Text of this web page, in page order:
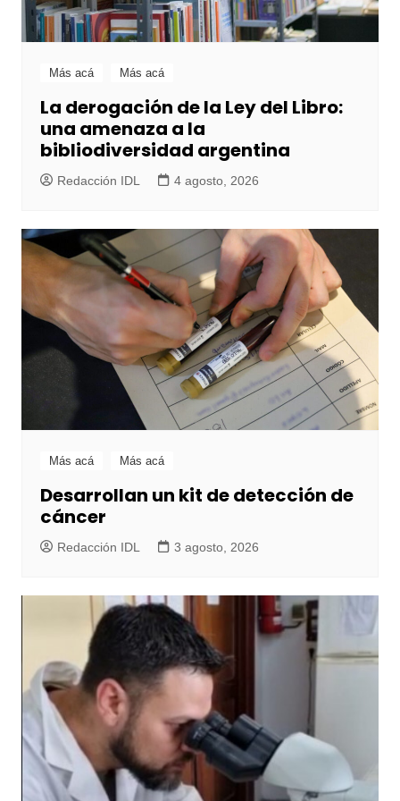
Más acá Más acá
La derogación de la Ley del Libro:
una amenaza a la
bibliodiversidad argentina
Redacción IDL 4 agosto, 2026
Más acá Más acá
Desarrollan un kit de detección de
cáncer
Redacción IDL 3 agosto, 2026